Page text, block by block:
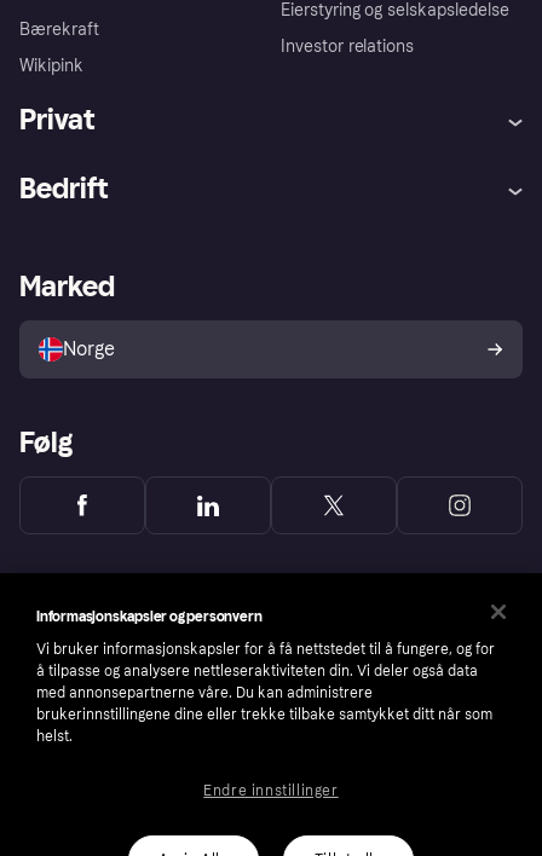
Bærekraft
Wikipink
Eierstyring og selskapsledelse
Investor relations
Privat
Utforsk butikker
Bedrift
Merchant portal
Marked
Norge
Følg
number: 556737-0431
Informasjonskapsler og personvern
Vi bruker informasjonskapsler for å få nettstedet til å fungere, og for
å tilpasse og analysere nettleseraktiviteten din. Vi deler også data
med annonsepartnerne våre. Du kan administrere
brukerinnstillingene dine eller trekke tilbake samtykket ditt når som
helst.
Endre innstillinger